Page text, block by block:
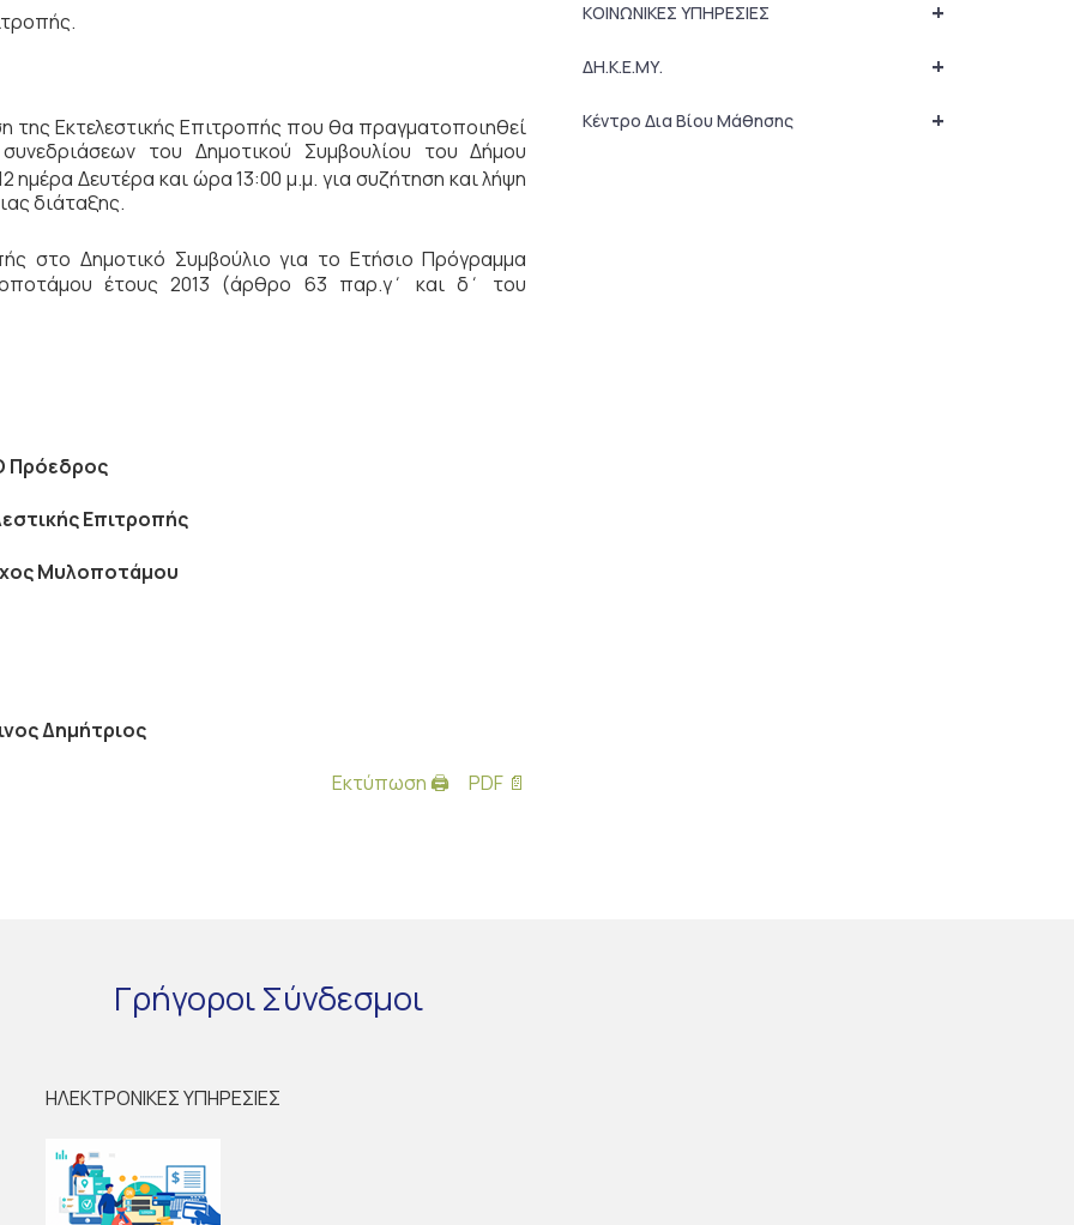
της Εκτελεστικής Επιτροπής που θα πραγματοποιηθεί
του Δημοτικού Συμβουλίου του Δήμου
ημέρα Δευτέρα και ώρα 13:00 μ.μ. για συζήτηση και λήψη
διάταξης.
στο Δημοτικό Συμβούλιο για το Ετήσιο Πρόγραμμα
έτους 2013 (άρθρο 63 παρ.γ΄ και δ΄ του
Πρόεδρος
Επιτροπής
Μυλοποτάμου
Δημήτριος
Εκτύπωση 🖨
PDF 📄
+
ΚΟΙΝΩΝΙΚΕΣ ΥΠΗΡΕΣΙΕΣ
+
ΔΗ.Κ.Ε.ΜΥ.
+
Κέντρο Δια Βίου Μάθησης
ΓρήγοροιΣύνδεσμοι
ΗΛΕΚΤΡΟΝΙΚΕΣ ΥΠΗΡΕΣΙΕΣ